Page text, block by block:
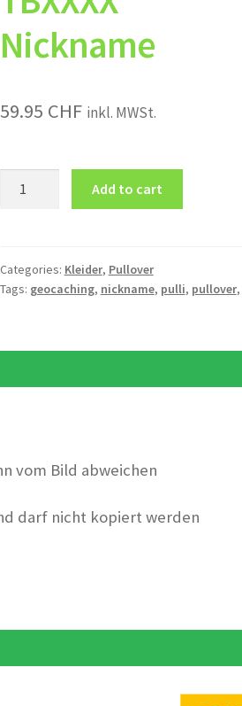
Nickname
59.95 CHF inkl. MWSt.
Add to cart
Categories: Kleider, Pullover
Tags: geocaching, nickname, pulli, pullover,
vom Bild abweichen
darf nicht kopiert werden